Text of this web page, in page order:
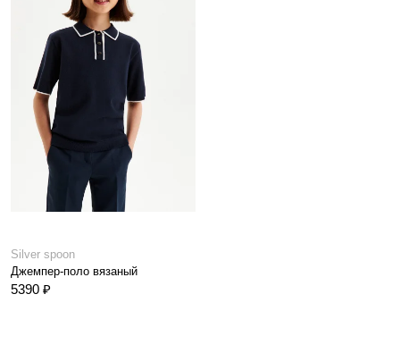
Silver spoon
Джемпер-поло вязаный
5390 ₽